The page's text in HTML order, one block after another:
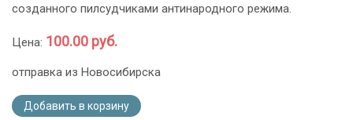
созданного пилсудчиками антинародного режима.
Цена: 100.00 руб.
отправка из Новосибирска
Добавить в корзину